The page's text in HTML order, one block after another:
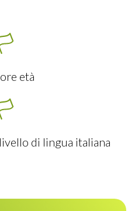
età
di lingua italiana